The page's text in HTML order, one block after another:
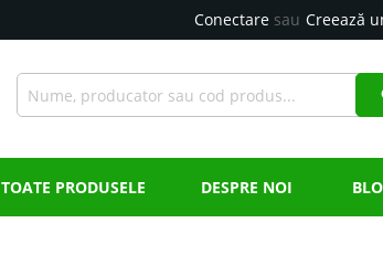
Conectare Creează
TOATE PRODUSELE DESPRE NOI